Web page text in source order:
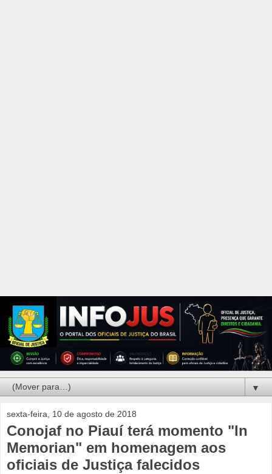
▼
sexta-feira, 10 de agosto de 2018
Conojaf no Piauí terá momento "In
Memorian" em homenagem aos
oficiais de Justiça falecidos